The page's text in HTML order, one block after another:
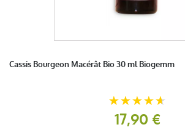
Cassis Bourgeon Macérât Bio 30 ml Biogemm
17,90 €